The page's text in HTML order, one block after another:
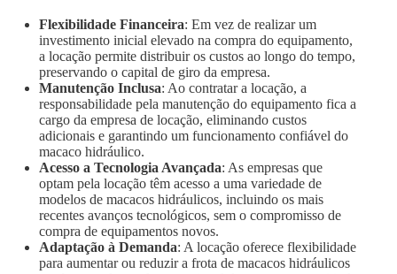
Flexibilidade Financeira: Em vez de realizar um
investimento inicial elevado na compra do equipamento,
a locação permite distribuir os custos ao longo do tempo,
preservando o capital de giro da empresa.
Manutenção Inclusa: Ao contratar a locação, a
responsabilidade pela manutenção do equipamento fica a
cargo da empresa de locação, eliminando custos
adicionais e garantindo um funcionamento confiável do
macaco hidráulico.
Acesso a Tecnologia Avançada: As empresas que
optam pela locação têm acesso a uma variedade de
modelos de macacos hidráulicos, incluindo os mais
recentes avanços tecnológicos, sem o compromisso de
compra de equipamentos novos.
Adaptação à Demanda: A locação oferece flexibilidade
para aumentar ou reduzir a frota de macacos hidráulicos